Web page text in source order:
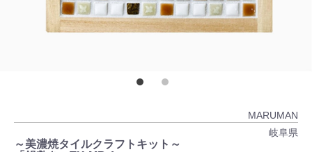
MARUMAN
岐阜県
～美濃焼タイルクラフトキット～